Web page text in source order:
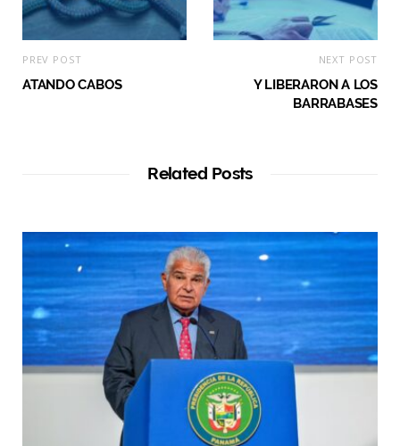
PREV POST
ATANDO CABOS
NEXT POST
Y LIBERARON A LOS
BARRABASES
Related Posts